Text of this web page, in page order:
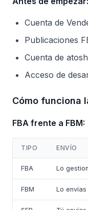
Cuenta de
Publicaciones
Cuenta de
Acceso de
Cómo funciona
FBA frente a FBM:
TIPO ENVÍO
FBA Lo
FBM Lo envías